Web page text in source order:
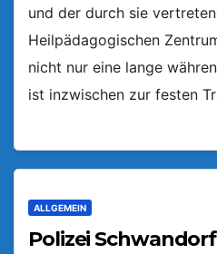
und der durch sie
Heilpädagogischen
nicht nur eine lange
ist inzwischen zur festen
ALLGEMEIN
Polizei